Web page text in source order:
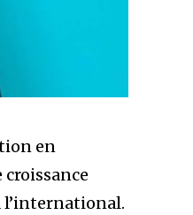
en
l’international.